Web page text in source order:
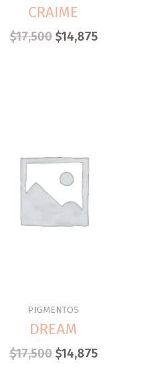
CRAIME
$17,500 $14,875
PIGMENTOS
DREAM
$17,500 $14,875